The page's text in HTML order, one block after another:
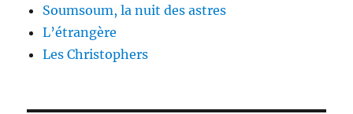
Soumsoum, la nuit des astres
L’étrangère
Les Christophers